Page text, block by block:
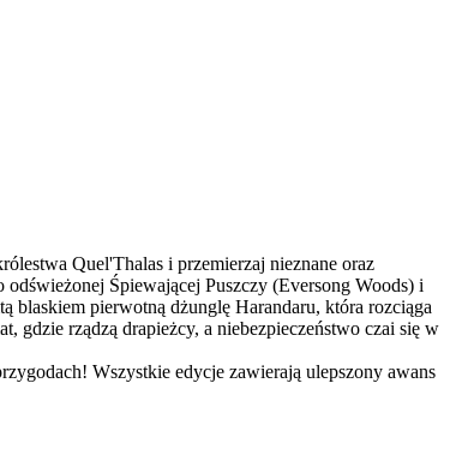
Quel'Thalas i przemierzaj nieznane oraz
Śpiewającej Puszczy (Eversong Woods) i
blaskiem pierwotną dżunglę Harandaru, która rozciąga
gdzie rządzą drapieżcy, a niebezpieczeństwo czai się w
Wszystkie edycje zawierają ulepszony awans